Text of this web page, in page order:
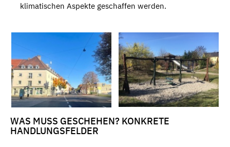
klimatischen Aspekte geschaffen werden.
WAS MUSS GESCHEHEN? KONKRETE
HANDLUNGSFELDER